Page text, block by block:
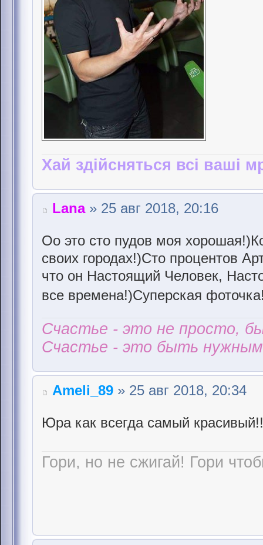
Хай здійсняться всі ваші
Lana» 25 авг 2018, 20:16
Оо это сто пудов моя
своих городах!)Сто процентов
что он Настоящий Человек,
все времена!)Суперская
Счастье - это не просто,
Счастье - это быть
Ameli_89 » 25 авг 2018, 20:34
Юра как всегда самый
Гори, но не сжигай! Гори